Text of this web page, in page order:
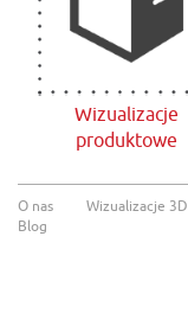
Wizualizacje
produktowe
O nas
Blog
Wizualizacje 3D